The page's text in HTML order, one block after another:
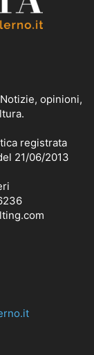
opinioni,
registrata
21/06/2013